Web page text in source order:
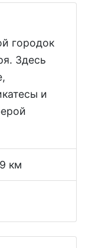
городок
Здесь
и
км